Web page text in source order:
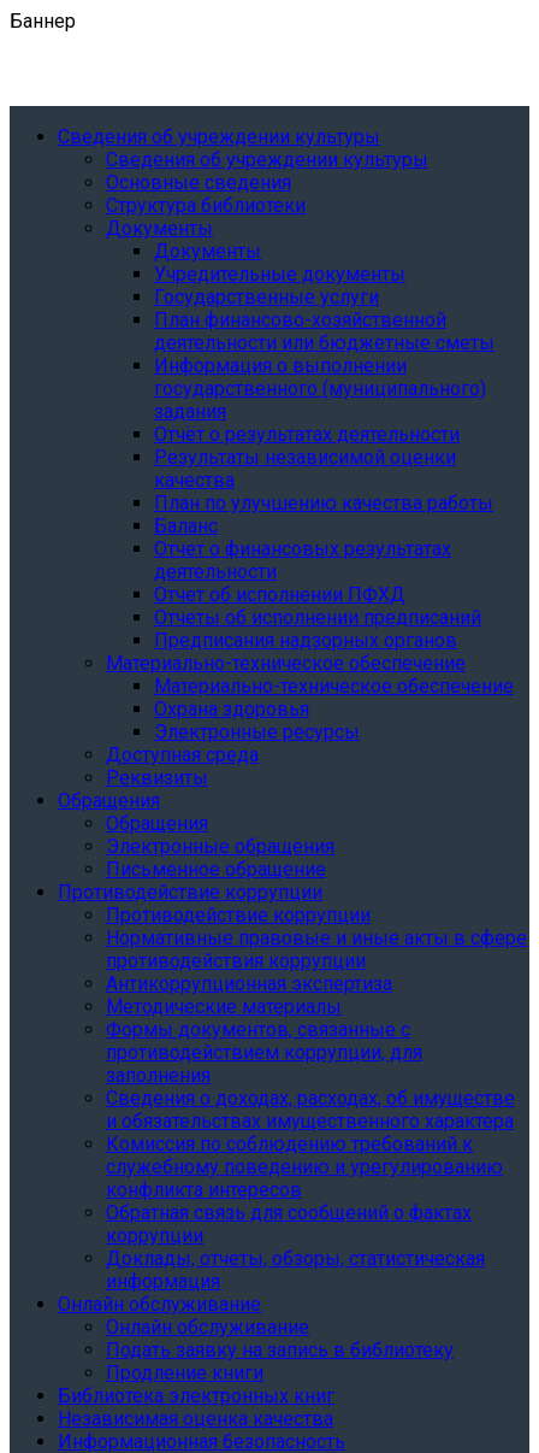
Баннер
Сведения об учреждении культуры
Сведения об учреждении культуры
Основные сведения
Структура библиотеки
Документы
Документы
Учредительные документы
Государственные услуги
План финансово-хозяйственной
деятельности или бюджетные сметы
Информация о выполнении
государственного (муниципального)
задания
Отчёт о результатах деятельности
Результаты независимой оценки
качества
План по улучшению качества работы
Баланс
Отчет о финансовых результатах
деятельности
Отчет об исполнении ПФХД
Отчеты об исполнении предписаний
Предписания надзорных органов
Материально-техническое обеспечение
Материально-техническое обеспечение
Охрана здоровья
Электронные ресурсы
Доступная среда
Реквизиты
Обращения
Обращения
Электронные обращения
Письменное обращение
Противодействие коррупции
Противодействие коррупции
Нормативные правовые и иные акты в сфере
противодействия коррупции
Антикоррупционная экспертиза
Методические материалы
Формы документов, связанные с
противодействием коррупции, для
заполнения
Сведения о доходах, расходах, об имуществе
и обязательствах имущественного характера
Комиссия по соблюдению требований к
служебному поведению и урегулированию
конфликта интересов
Обратная связь для сообщений о фактах
коррупции
Доклады, отчеты, обзоры, статистическая
информация
Онлайн обслуживание
Онлайн обслуживание
Подать заявку на запись в библиотеку
Продление книги
Библиотека электронных книг
Независимая оценка качества
Информационная безопасность